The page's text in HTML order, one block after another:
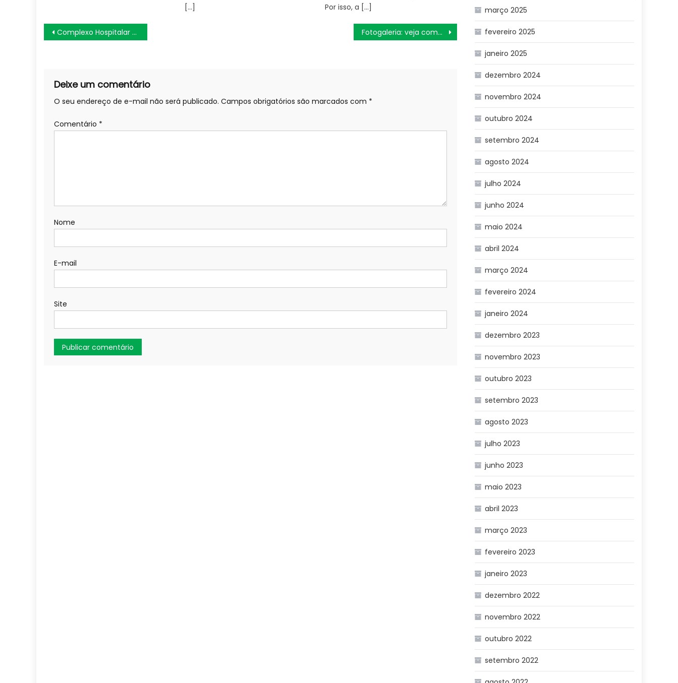
[…]
Por isso, a […]
Navegação
de
Complexo Hospitalar de Mangabeira realiza cerca de 100 mil atendimentos em 2023 Fotogaleria: veja como foi a festa da virada do ano em vários palcos espalhados pela cidade – Prefeitura da Cidade do Rio de Janeiro
Deixe um comentário
O seu endereço de e-mail não será publicado. Campos obrigatórios são marcados com *
Comentário *
Nome
E-mail
Site
março 2025
fevereiro 2025
janeiro 2025
dezembro 2024
novembro 2024
outubro 2024
setembro 2024
agosto 2024
julho 2024
junho 2024
maio 2024
abril 2024
março 2024
fevereiro 2024
janeiro 2024
dezembro 2023
novembro 2023
outubro 2023
setembro 2023
agosto 2023
julho 2023
junho 2023
maio 2023
abril 2023
março 2023
fevereiro 2023
janeiro 2023
dezembro 2022
novembro 2022
outubro 2022
setembro 2022